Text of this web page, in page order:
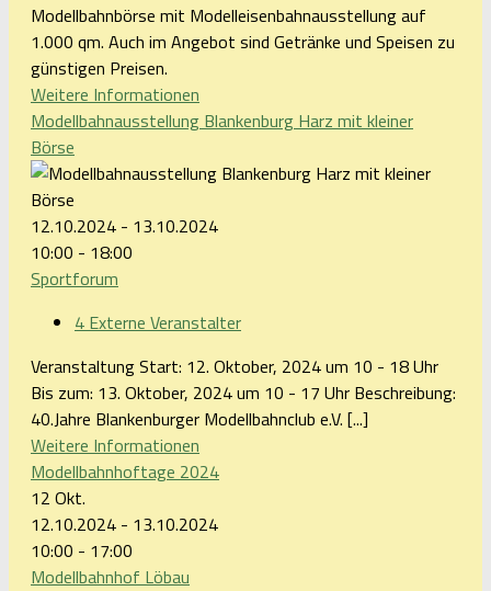
Modellbahnbörse mit Modelleisenbahnausstellung auf
1.000 qm. Auch im Angebot sind Getränke und Speisen zu
günstigen Preisen.
Weitere Informationen
Modellbahnausstellung Blankenburg Harz mit kleiner
Börse
12.10.2024 - 13.10.2024
10:00 - 18:00
Sportforum
4 Externe Veranstalter
Veranstaltung Start: 12. Oktober, 2024 um 10 - 18 Uhr
Bis zum: 13. Oktober, 2024 um 10 - 17 Uhr Beschreibung:
40.Jahre Blankenburger Modellbahnclub e.V. [...]
Weitere Informationen
Modellbahnhoftage 2024
12 Okt.
12.10.2024 - 13.10.2024
10:00 - 17:00
Modellbahnhof Löbau